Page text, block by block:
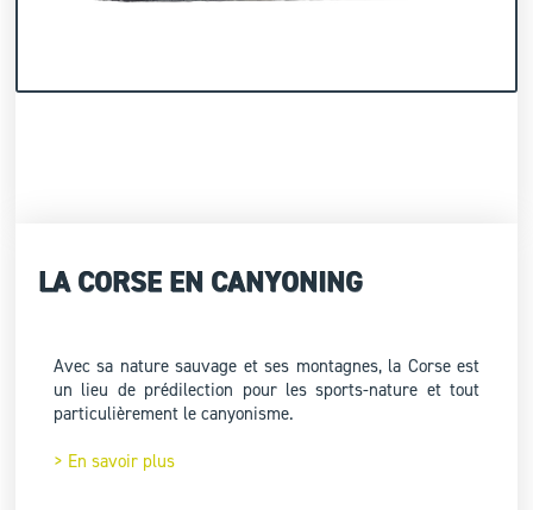
LA CORSE EN CANYONING
Avec sa nature sauvage et ses montagnes, la Corse est
un lieu de prédilection pour les sports-nature et tout
particulièrement le canyonisme.
> En savoir plus